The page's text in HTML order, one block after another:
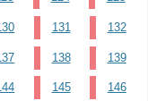
131 132
138 139
145 146